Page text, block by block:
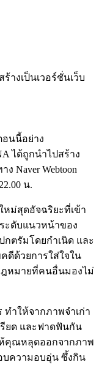
นนี้อย่าง
ได้ถูกนำไปสร้าง
Naver Webtoon
น.
หม่สุดอัจฉริยะที่เข้า
ะดับแนวหน้าของ
กตรัมโดยกำเนิด และ
ดีด้วยการใส่ใจใน
ฎหมายที่คนอื่นมองไม่
ำให้จากภาพจำเก่า
ยด และฟาดฟันกัน
ห้คุณหลุดออกจากภาพ
บความอบอุ่น ซึ้งกิน